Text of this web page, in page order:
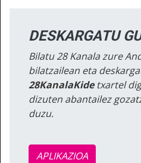
DESKARGATU
Bilatu 28 Kanala zure
bilatzailean eta
28KanalaKidetxartel
dizuten abantailez
duzu.
APLIKAZIOA